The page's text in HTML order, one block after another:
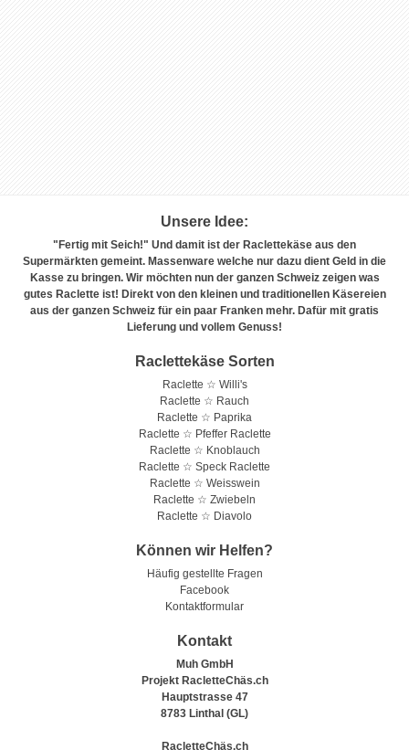
Unsere Idee:
"Fertig mit Seich!" Und damit ist der Raclettekäse aus den
Supermärkten gemeint. Massenware welche nur dazu dient Geld in die
Kasse zu bringen. Wir möchten nun der ganzen Schweiz zeigen was
gutes Raclette ist! Direkt von den kleinen und traditionellen Käsereien
aus der ganzen Schweiz für ein paar Franken mehr. Dafür mit gratis
Lieferung und vollem Genuss!
Raclettekäse Sorten
Raclette ☆ Willi's
Raclette ☆ Rauch
Raclette ☆ Paprika
Raclette ☆ Pfeffer Raclette
Raclette ☆ Knoblauch
Raclette ☆ Speck Raclette
Raclette ☆ Weisswein
Raclette ☆ Zwiebeln
Raclette ☆ Diavolo
Können wir Helfen?
Häufig gestellte Fragen
Facebook
Kontaktformular
Kontakt
Muh GmbH
Projekt RacletteChäs.ch
Hauptstrasse 47
8783 Linthal (GL)
RacletteChäs.ch